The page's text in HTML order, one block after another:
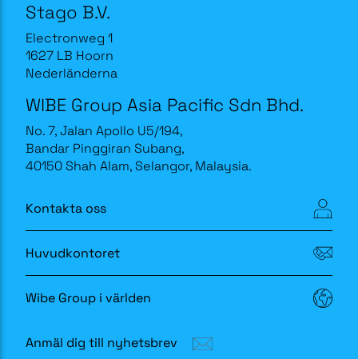
Stago B.V.
Electronweg 1
1627 LB Hoorn
Nederländerna
WIBE Group Asia Pacific Sdn Bhd.
No. 7, Jalan Apollo U5/194,
Bandar Pinggiran Subang,
40150 Shah Alam, Selangor, Malaysia.
Kontakta oss
Huvudkontoret
Wibe Group i världen
Anmäl dig till nyhetsbrev